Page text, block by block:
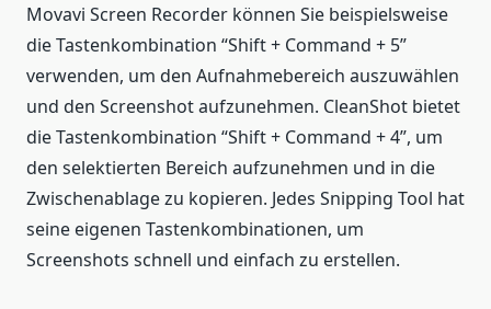
Movavi Screen Recorder können Sie beispielsweise
die Tastenkombination “Shift + Command + 5”
verwenden, um den Aufnahmebereich auszuwählen
und den Screenshot aufzunehmen. CleanShot bietet
die Tastenkombination “Shift + Command + 4”, um
den selektierten Bereich aufzunehmen und in die
Zwischenablage zu kopieren. Jedes Snipping Tool hat
seine eigenen Tastenkombinationen, um
Screenshots schnell und einfach zu erstellen.